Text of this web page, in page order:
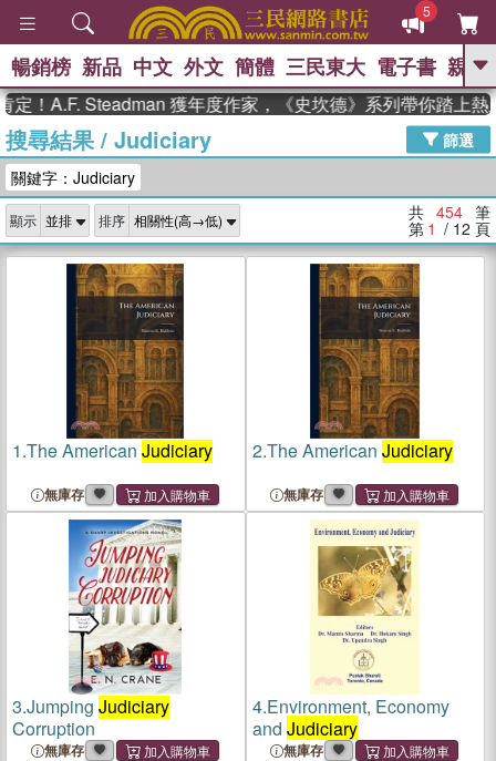
5
GO
高希均教授回憶錄
、 The Odyssey 、 父親節 、 如果歷
獎 臺灣漫遊錄 、 方念華 、 台灣的李
登輝時代
數學女孩：黎曼猜想 、
偉大的迷走神經
暢銷榜 新品 中文 外文 簡體 三民東大 電子書 親子
Steadman 獲年度作家，《史坎德》系列帶你踏上熱血奇幻
搜尋結果/ Judiciary
篩選
關鍵字：Judiciary
顯示 排序 共 454 筆
第 1 / 12 頁
1.The American Judiciary
無庫存
2.The American Judiciary
無庫存
3.Jumping Judiciary
Corruption
無庫存
4.Environment, Economy
and Judiciary
無庫存